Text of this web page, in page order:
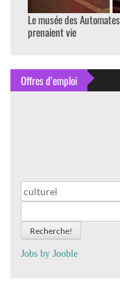
Le musée des
prenaient vie
Offres d’emploi
Recherche!
Jobs by Jooble